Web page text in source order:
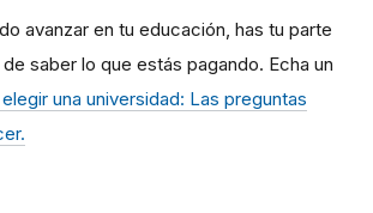
avanzar en tu educación, has tu parte
saber lo que estás pagando. Echa un
una universidad: Las preguntas